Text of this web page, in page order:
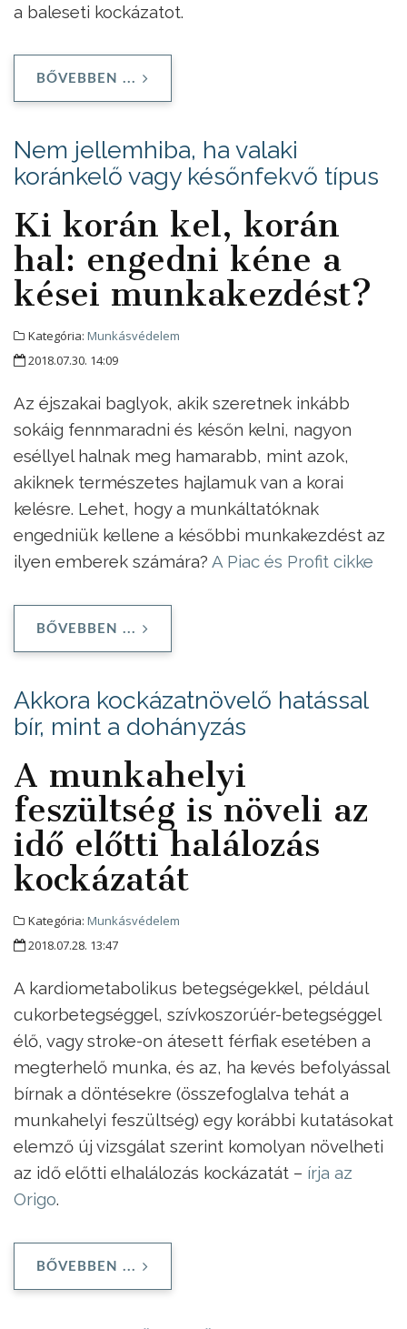
a baleseti kockázatot.
BŐVEBBEN ...
Nem jellemhiba, ha valaki
koránkelő vagy későnfekvő típus
Ki korán kel, korán
hal: engedni kéne a
kései munkakezdést?
Kategória: Munkásvédelem
2018.07.30. 14:09
Az éjszakai baglyok, akik szeretnek inkább
sokáig fennmaradni és későn kelni, nagyon
eséllyel halnak meg hamarabb, mint azok,
akiknek természetes hajlamuk van a korai
kelésre. Lehet, hogy a munkáltatóknak
engedniük kellene a későbbi munkakezdést az
ilyen emberek számára? A Piac és Profit cikke
BŐVEBBEN ...
Akkora kockázatnövelő hatással
bír, mint a dohányzás
A munkahelyi
feszültség is növeli az
idő előtti halálozás
kockázatát
Kategória: Munkásvédelem
2018.07.28. 13:47
A kardiometabolikus betegségekkel, például
cukorbetegséggel, szívkoszorúér-betegséggel
élő, vagy stroke-on átesett férfiak esetében a
megterhelő munka, és az, ha kevés befolyással
bírnak a döntésekre (összefoglalva tehát a
munkahelyi feszültség) egy korábbi kutatásokat
elemző új vizsgálat szerint komolyan növelheti
az idő előtti elhalálozás kockázatát – írja az
Origo.
BŐVEBBEN ...